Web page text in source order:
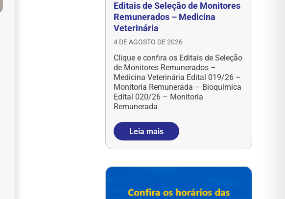
Editais de Seleção de Monitores
Remunerados – Medicina
Veterinária
4 DE AGOSTO DE 2026
Clique e confira os Editais de Seleção
de Monitores Remunerados –
Medicina Veterinária Edital 019/26 –
Monitoria Remunerada – Bioquímica
Edital 020/26 – Monitoria
Remunerada
Leia mais